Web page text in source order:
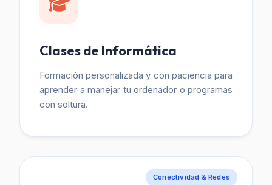
Clases de Informática
Formación personalizada y con paciencia para
aprender a manejar tu ordenador o programas
con soltura.
Conectividad & Redes